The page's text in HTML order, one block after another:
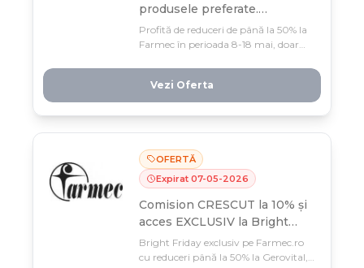
produsele preferate.
Valabilitate: 8 - 18 Mai 2026
(în limita stocului).
Profită de reduceri de până la 50% la
Farmec în perioada 8-18 mai, doar
produse ale sezonului.
Vezi Oferta
OFERTĂ
Expirat 07-05-2026
Comision CRESCUT la 10% și
acces EXCLUSIV la Bright
Friday pe Farmec.ro!
Bright Friday exclusiv pe Farmec.ro
cu reduceri până la 50% la Gerovital,